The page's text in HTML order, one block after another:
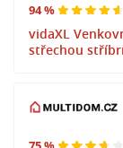
94 %
vidaXL
střechou